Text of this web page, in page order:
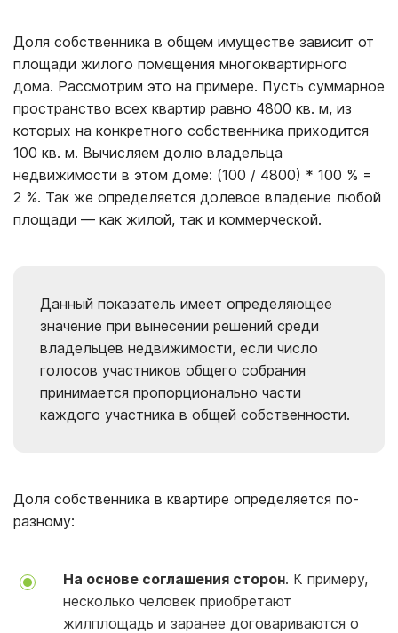
Доля собственника в общем имуществе зависит от
площади жилого помещения многоквартирного
дома. Рассмотрим это на примере. Пусть суммарное
пространство всех квартир равно 4800 кв. м, из
которых на конкретного собственника приходится
100 кв. м. Вычисляем долю владельца
недвижимости в этом доме: (100 / 4800) * 100 % =
2 %. Так же определяется долевое владение любой
площади — как жилой, так и коммерческой.
Данный показатель имеет определяющее
значение при вынесении решений среди
владельцев недвижимости, если число
голосов участников общего собрания
принимается пропорционально части
каждого участника в общей собственности.
Доля собственника в квартире определяется по-
разному:
На основе соглашения сторон. К примеру,
несколько человек приобретают
жилплощадь и заранее договариваются о